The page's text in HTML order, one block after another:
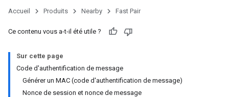
Accueil Produits Nearby Fast Pair
Ce contenu vous a-t-il été utile ?
Sur cette page
Code d'authentification de message
Générer un MAC (code d'authentification de message)
Nonce de session et nonce de message